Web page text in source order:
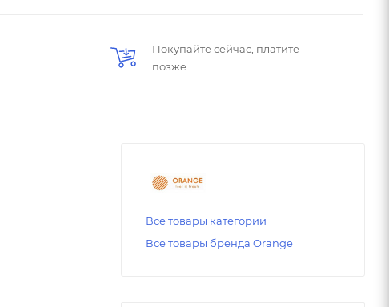
Покупайте сейчас, платите
позже
Все товары категории
Все товары бренда Orange